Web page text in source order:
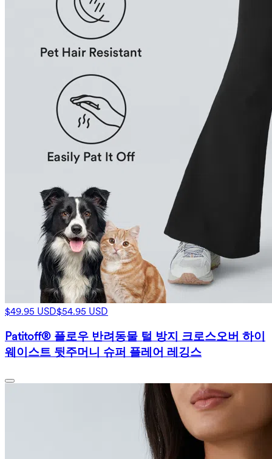
$49.95 USD$54.95 USD
Patitoff® 플로우 반려동물 털 방지 크로스오버 하이
웨이스트 뒷주머니 슈퍼 플레어 레깅스